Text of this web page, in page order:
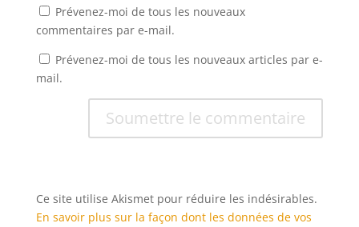
Prévenez-moi de tous les nouveaux
commentaires par e-mail.
Prévenez-moi de tous les nouveaux articles par e-
mail.
Soumettre le commentaire
Ce site utilise Akismet pour réduire les indésirables.
En savoir plus sur la façon dont les données de vos